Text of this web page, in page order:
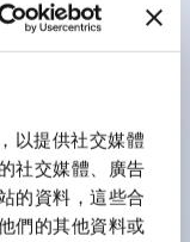
以提供社交媒體
社交媒體、廣告
的資料，這些合
們的其他資料或
燈泡）。以往
一顆燈泡呈現多種
燈狀態，以及點
或緊急狀況下，